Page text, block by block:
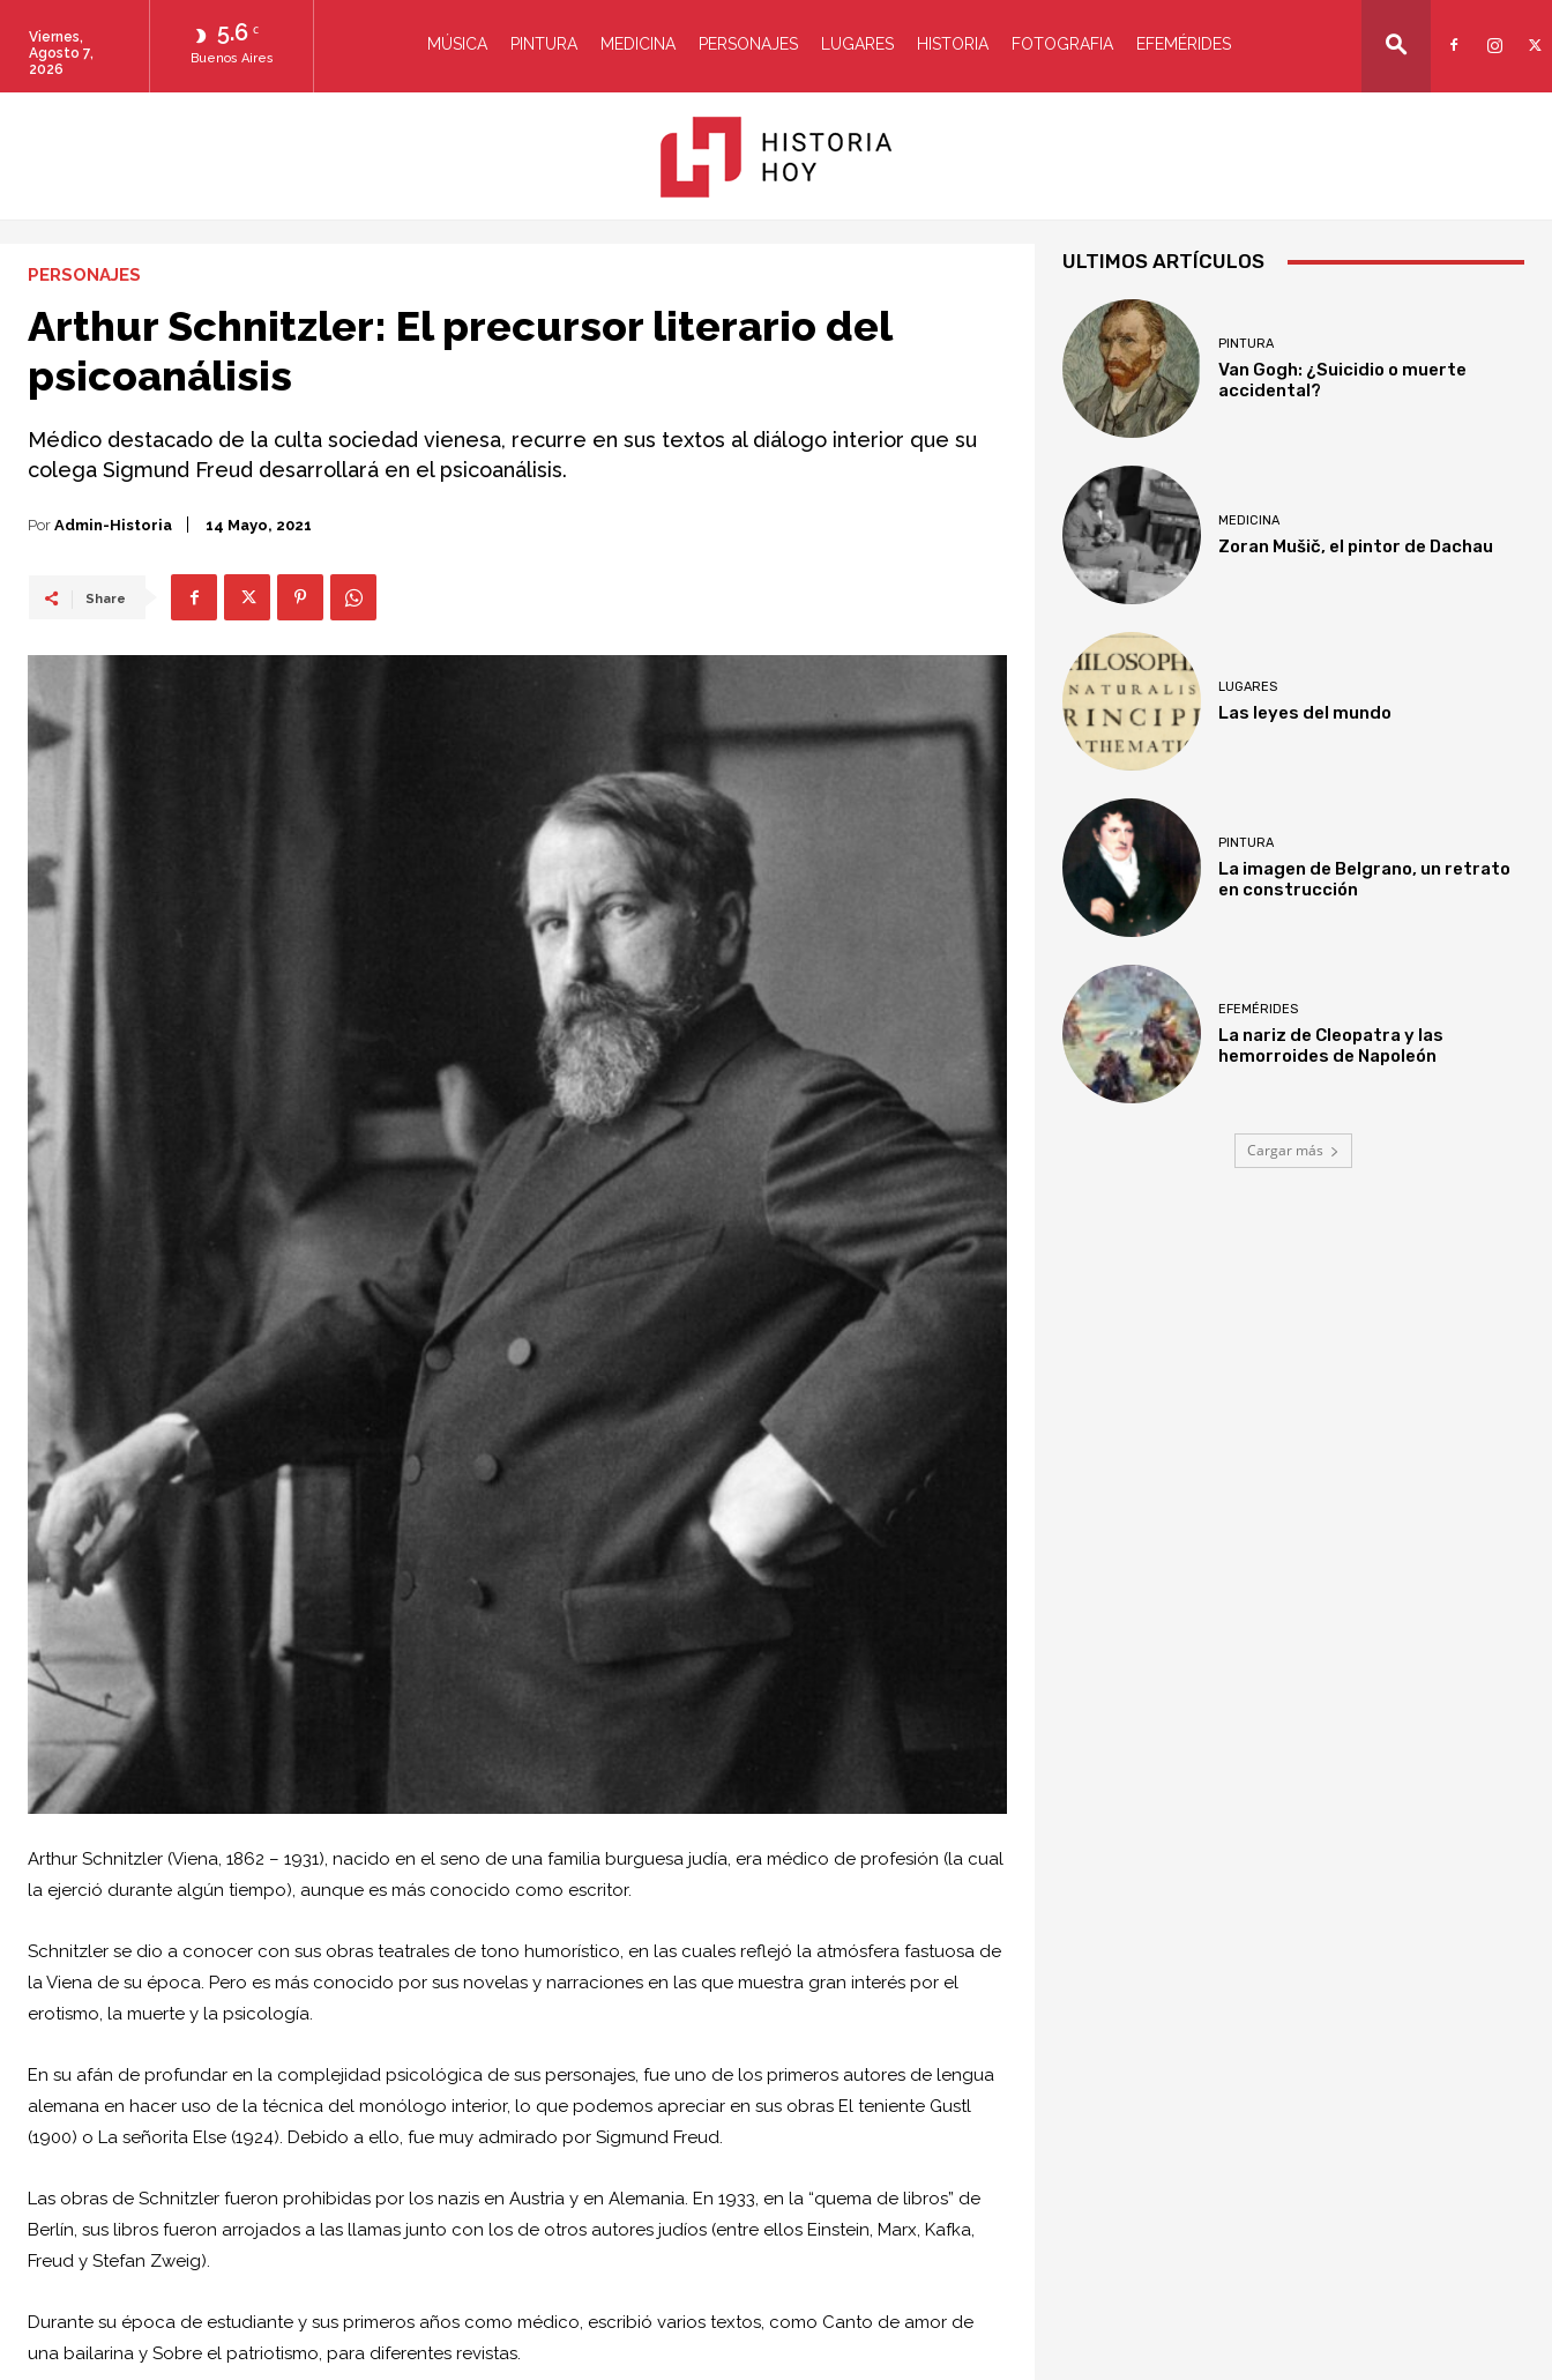
5.6 C
Buenos Aires
Viernes,
Agosto 7,
2026
MÚSICA PINTURA MEDICINA PERSONAJES LUGARES HISTORIA FOTOGRAFIA EFEMÉRIDES
PERSONAJES
Arthur Schnitzler: El precursor literario del
psicoanálisis
Médico destacado de la culta sociedad vienesa, recurre en sus textos al diálogo interior que su
colega Sigmund Freud desarrollará en el psicoanálisis.
Por Admin-Historia 14 Mayo, 2021
Share
Arthur Schnitzler (Viena, 1862 – 1931), nacido en el seno de una familia burguesa judía, era médico de profesión (la cual
la ejerció durante algún tiempo), aunque es más conocido como escritor.
Schnitzler se dio a conocer con sus obras teatrales de tono humorístico, en las cuales reflejó la atmósfera fastuosa de
la Viena de su época. Pero es más conocido por sus novelas y narraciones en las que muestra gran interés por el
erotismo, la muerte y la psicología.
En su afán de profundar en la complejidad psicológica de sus personajes, fue uno de los primeros autores de lengua
alemana en hacer uso de la técnica del monólogo interior, lo que podemos apreciar en sus obras El teniente Gustl
(1900) o La señorita Else (1924). Debido a ello, fue muy admirado por Sigmund Freud.
Las obras de Schnitzler fueron prohibidas por los nazis en Austria y en Alemania. En 1933, en la “quema de libros” de
Berlín, sus libros fueron arrojados a las llamas junto con los de otros autores judíos (entre ellos Einstein, Marx, Kafka,
Freud y Stefan Zweig).
Durante su época de estudiante y sus primeros años como médico, escribió varios textos, como Canto de amor de
una bailarina y Sobre el patriotismo, para diferentes revistas.
ULTIMOS ARTÍCULOS
PINTURA
Van Gogh: ¿Suicidio o muerte
accidental?
MEDICINA
Zoran Mušič, el pintor de Dachau
LUGARES
Las leyes del mundo
PINTURA
La imagen de Belgrano, un retrato
en construcción
EFEMÉRIDES
La nariz de Cleopatra y las
hemorroides de Napoleón
Cargar más